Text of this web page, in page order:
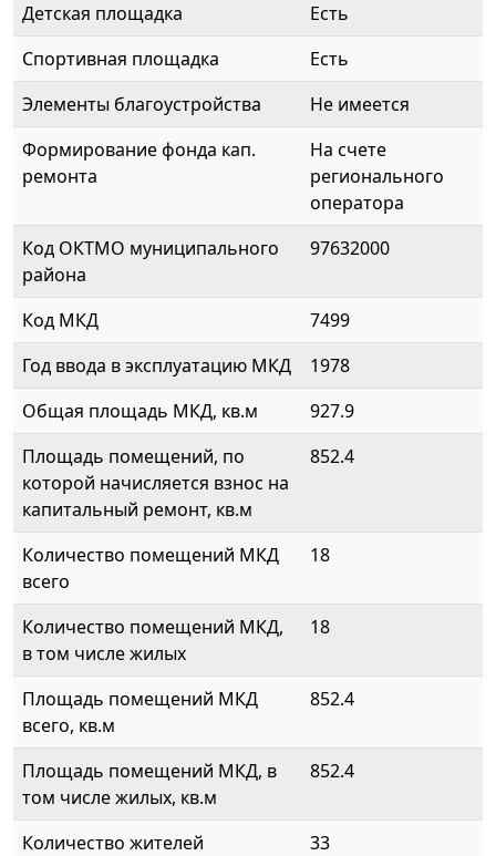
Детская площадка
Есть
Спортивная площадка
Есть
Элементы благоустройства
Не имеется
Формирование фонда кап.
ремонта
На счете
регионального
оператора
Код ОКТМО муниципального
района
97632000
Код МКД
7499
Год ввода в эксплуатацию МКД
1978
Общая площадь МКД, кв.м
927.9
Площадь помещений, по
которой начисляется взнос на
капитальный ремонт, кв.м
852.4
Количество помещений МКД
всего
18
Количество помещений МКД,
в том числе жилых
18
Площадь помещений МКД
всего, кв.м
852.4
Площадь помещений МКД, в
том числе жилых, кв.м
852.4
Количество жителей
33